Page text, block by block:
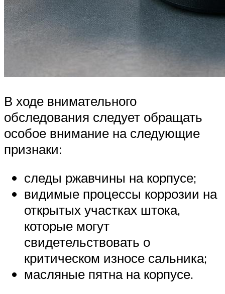
В ходе внимательного
обследования следует обращать
особое внимание на следующие
признаки:
следы ржавчины на корпусе;
видимые процессы коррозии на
открытых участках штока,
которые могут
свидетельствовать о
критическом износе сальника;
масляные пятна на корпусе.